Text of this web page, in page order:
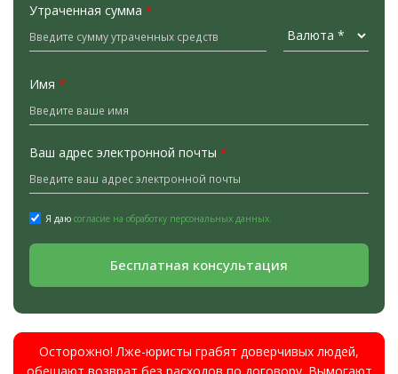
Утраченная сумма *
Имя *
Ваш адрес электронной почты *
Я даю согласие на обработку персональных данных.
Бесплатная консультация
Осторожно! Лже-юристы грабят доверчивых людей,
обещают возврат без расходов по договору. Вымогают